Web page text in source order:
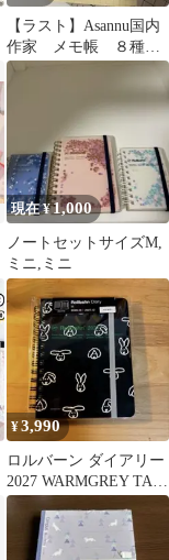
【ラスト】Asannu国内
作家 メモ帳 ８種類×
各3枚 24枚
現在 ¥1,000
ノートセットサイズM,
ミニ,ミニ
¥3,990
ロルバーン ダイアリー
2027 WARMGREY TAIL
Mサイズ